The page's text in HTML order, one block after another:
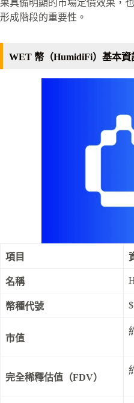
果具備明顯的市場定價效果，
形成階段的重要性。
WET 幣（HumidiFi）基本資
項目
名稱
幣種代號
市值
完全稀釋估值（FDV）